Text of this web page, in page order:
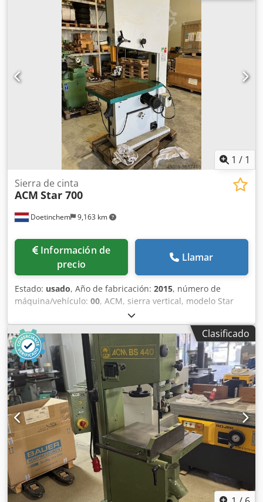
sistema de aspiración: 100 mm y 120 mm Longitud de la
máquina: 1150 mm Ancho de la máquina: 850 mm Altura
de la máquina: 2100 mm Peso: 200 kg
1 / 1
Doetinchem 9,163 km
Sierra de cinta
ACM Star 700
Información de
precio
Llamar
Estado: usado, Año de fabricación: 2015, número de
máquina/vehículo: 00, ACM, sierra vertical, modelo Star
700. Año de fabricación: 2015. Dcedpslp Irrjfx Aliok
Clasificado